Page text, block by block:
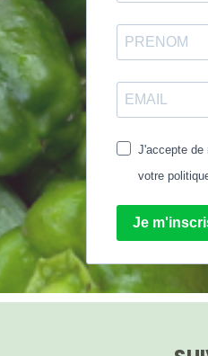
J'accepte de
votre
Je